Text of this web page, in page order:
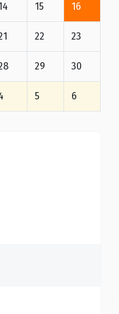
15 16
22 23
29 30
5 6